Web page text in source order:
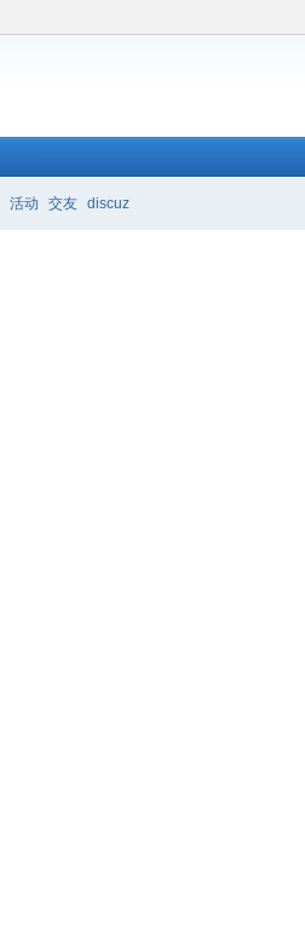
活动 交友 discuz